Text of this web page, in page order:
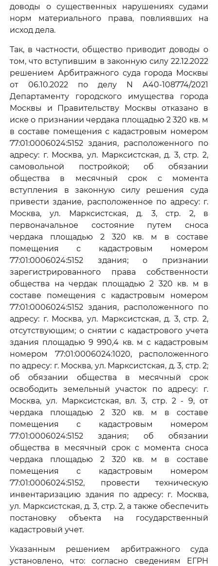
доводы о существенных нарушениях судами
норм материального права, повлиявших на
исход дела.
Так, в частности, общество приводит доводы о
том, что вступившим в законную силу 22.12.2022
решением Арбитражного суда города Москвы
от 06.10.2022 по делу N А40-108774/2021
Департаменту городского имущества города
Москвы и Правительству Москвы отказано в
иске о признании чердака площадью 2 320 кв. м
в составе помещения с кадастровым номером
77:01:0006024:5152 здания, расположенного по
адресу: г. Москва, ул. Марксистская, д. 3, стр. 2,
самовольной постройкой; об обязании
общества в месячный срок с момента
вступления в законную силу решения суда
привести здание, расположенное по адресу: г.
Москва, ул. Марксистская, д. 3, стр. 2, в
первоначальное состояние путем сноса
чердака площадью 2 320 кв. м в составе
помещения с кадастровым номером
77:01:0006024:5152 здания; о признании
зарегистрированного права собственности
общества на чердак площадью 2 320 кв. м в
составе помещения с кадастровым номером
77:01:0006024:5152 здания, расположенного по
адресу: г. Москва, ул. Марксистская, д. 3, стр. 2,
отсутствующим; о снятии с кадастрового учета
здания площадью 9 990,4 кв. м с кадастровым
номером 77:01:0006024:1020, расположенного
по адресу: г. Москва, ул. Марксистская, д. 3, стр. 2;
об обязании общества в месячный срок
освободить земельный участок по адресу: г.
Москва, ул. Марксистская, вл. 3, стр. 2 - 9, от
чердака площадью 2 320 кв. м в составе
помещения с кадастровым номером
77:01:0006024:5152 здания; об обязании
общества в месячный срок с момента сноса
чердака площадью 2 320 кв. м в составе
помещения с кадастровым номером
77:01:0006024:5152, провести техническую
инвентаризацию здания по адресу: г. Москва,
ул. Марксистская, д. 3, стр. 2, а также обеспечить
постановку объекта на государственный
кадастровый учет.
Указанным решением арбитражного суда
установлено, что: согласно сведениям ЕГРН